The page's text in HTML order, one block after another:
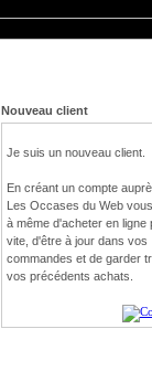
Nouveau client
Je suis un nouveau client.
En créant un compte
Les Occases du Web
à même d'acheter en ligne
vite, d'être à jour dans vos
commandes et de garder
vos précédents achats.